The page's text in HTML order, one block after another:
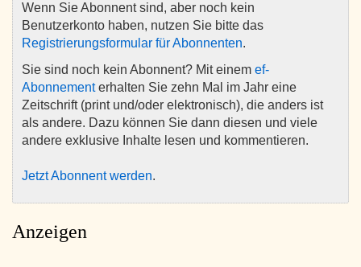
Wenn Sie Abonnent sind, aber noch kein
Benutzerkonto haben, nutzen Sie bitte das
Registrierungsformular für Abonnenten.
Sie sind noch kein Abonnent? Mit einem ef-
Abonnementerhalten Sie zehn Mal im Jahr eine
Zeitschrift (print und/oder elektronisch), die anders ist
als andere. Dazu können Sie dann diesen und viele
andere exklusive Inhalte lesen und kommentieren.
Jetzt Abonnent werden.
Anzeigen